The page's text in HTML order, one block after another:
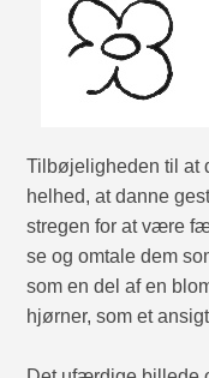
Tilbøjeligheden til at
helhed, at danne
stregen for at være
se og omtale dem
som en del af en
hjørner, som et